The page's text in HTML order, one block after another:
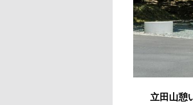
立田山憩